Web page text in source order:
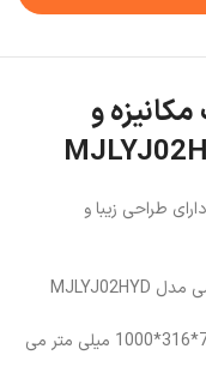
و
خشک کن و بند رخت هوشمند MJLYJ02HYD دارای طراحی زیبا و
خشک کن و بند رخت مکانیزه و هوشمند شیائومی مدل MJLYJ02HYD
هنگام بسته بودن خشک کن ابعادش حدود 73*316*1000 میلی متر می